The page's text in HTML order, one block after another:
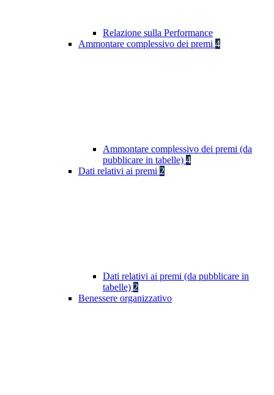
Relazione sulla Performance
Ammontare complessivo dei premi 4
Ammontare complessivo dei premi (da
pubblicare in tabelle) 4
Dati relativi ai premi 2
Dati relativi ai premi (da pubblicare in
tabelle) 2
Benessere organizzativo